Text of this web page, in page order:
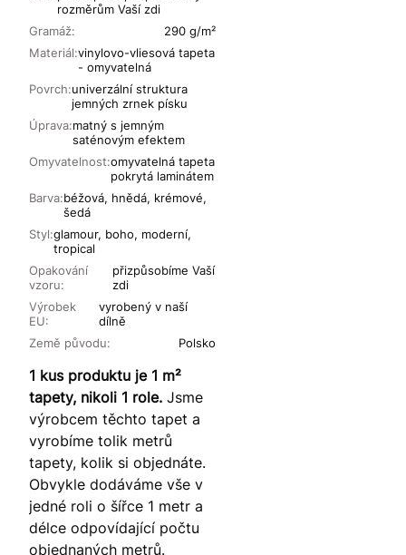
rozměrům Vaší zdi
Materiál:vinylovo-vliesová tapeta
- omyvatelná
Povrch:univerzální struktura
jemných zrnek písku
Úprava:matný s jemným
saténovým efektem
Omyvatelnost:omyvatelná tapeta
pokrytá laminátem
Opakování
vzoru:
přizpůsobíme Vaší
zdi
Výrobek
EU:
vyrobený v naší
dílně
Gramáž: 290 g/m²
Barva:béžová, hnědá, krémové,
šedá
Styl:glamour, boho, moderní,
tropical
Země původu: Polsko
1 kus produktu je 1 m²
tapety, nikoli 1 role. Jsme
výrobcem těchto tapet a
vyrobíme tolik metrů
tapety, kolik si objednáte.
Obvykle dodáváme vše v
jedné roli o šířce 1 metr a
délce odpovídající počtu
objednaných metrů.